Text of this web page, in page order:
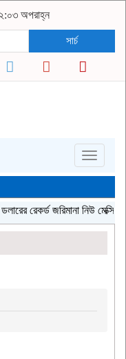
অপরাহ্ন
সার্চ
Toggle
রেকর্ড জরিমানা নিউ মেক্সিকোর